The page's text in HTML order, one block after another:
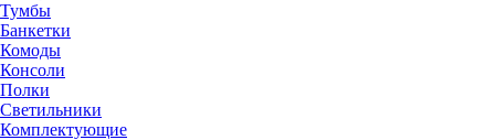
Тумбы
Банкетки
Комоды
Консоли
Полки
Светильники
Комплектующие